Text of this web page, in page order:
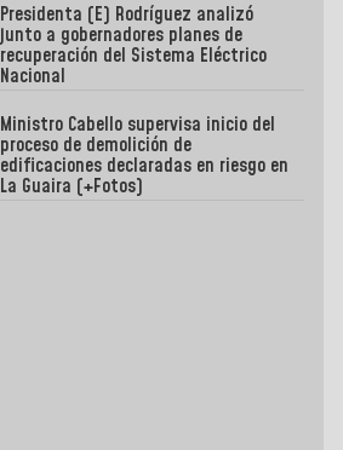
Presidenta (E) Rodríguez analizó
junto a gobernadores planes de
recuperación del Sistema Eléctrico
Nacional
Ministro Cabello supervisa inicio del
proceso de demolición de
edificaciones declaradas en riesgo en
La Guaira (+Fotos)